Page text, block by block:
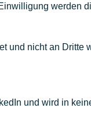
werden
und nicht an Dritte
und wird in